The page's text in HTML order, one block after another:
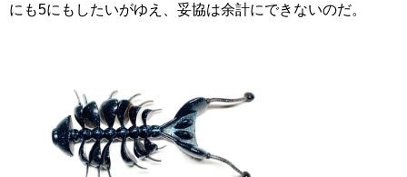
にも5にもしたいがゆえ、妥協は余計にできないのだ。